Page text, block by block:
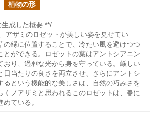
植物の形
生成した概要 **/
アザミのロゼットが美しい姿を見せてい
の縁に位置することで、冷たい風を避けつつ
とができる。ロゼットの葉はアントシアニン
おり、過剰な光から身を守っている。厳しい
日当たりの良さを両立させ、さらにアントシ
るという機能的な美しさは、自然の巧みさを
くノアザミと思われるこのロゼットは、春に
ている。